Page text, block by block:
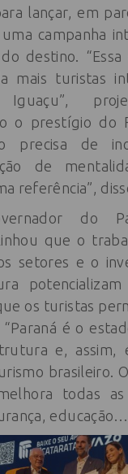
lançar, em
campanha
destino. “Essa
mais turistas
o prestígio do
precisa de
de
referência”,
do
que o
setores e o
os turistas
é o
e, assim,
brasileiro.
todas as